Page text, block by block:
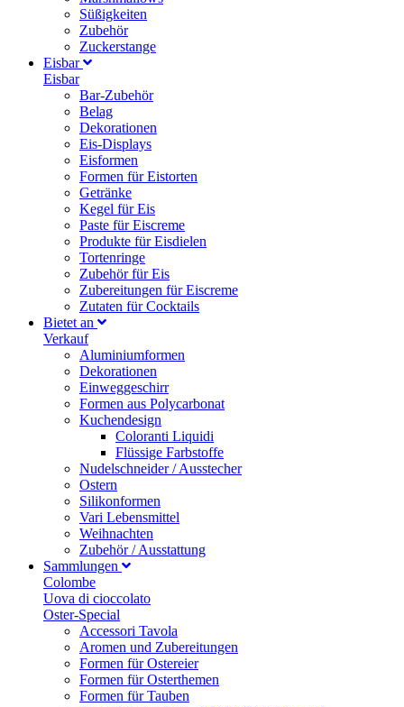
Süßigkeiten
Zubehör
Zuckerstange
Eisbar
Eisbar
Bar-Zubehör
Belag
Dekorationen
Eis-Displays
Eisformen
Formen für Eistorten
Getränke
Kegel für Eis
Paste für Eiscreme
Produkte für Eisdielen
Tortenringe
Zubehör für Eis
Zubereitungen für Eiscreme
Zutaten für Cocktails
Bietet an
Verkauf
Aluminiumformen
Dekorationen
Einweggeschirr
Formen aus Polycarbonat
Kuchendesign
Coloranti Liquidi
Flüssige Farbstoffe
Nudelschneider / Ausstecher
Ostern
Silikonformen
Vari Lebensmittel
Weihnachten
Zubehör / Ausstattung
Sammlungen
Colombe
Uova di cioccolato
Oster-Special
Accessori Tavola
Aromen und Zubereitungen
Formen für Ostereier
Formen für Osterthemen
Formen für Tauben